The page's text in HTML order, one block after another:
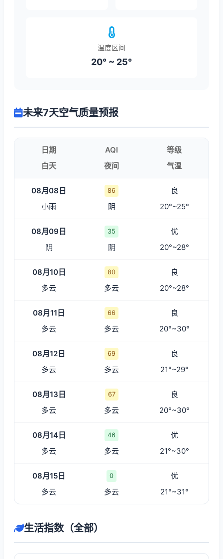
温度区间
20° ~ 25°
未来7天空气质量预报
日期 AQI
等级
白天
夜间 气温
08月08日 86
良
小雨
阴 20°~25°
08月09日 35
优
阴
阴 20°~28°
08月10日 80
良
多云
多云 20°~28°
08月11日 66
良
多云
多云 20°~30°
08月12日 69
良
多云
多云 21°~29°
08月13日 67
良
多云
多云 20°~30°
08月14日 46
优
多云
多云 21°~30°
08月15日 0
优
多云
多云 21°~31°
生活指数（全部）